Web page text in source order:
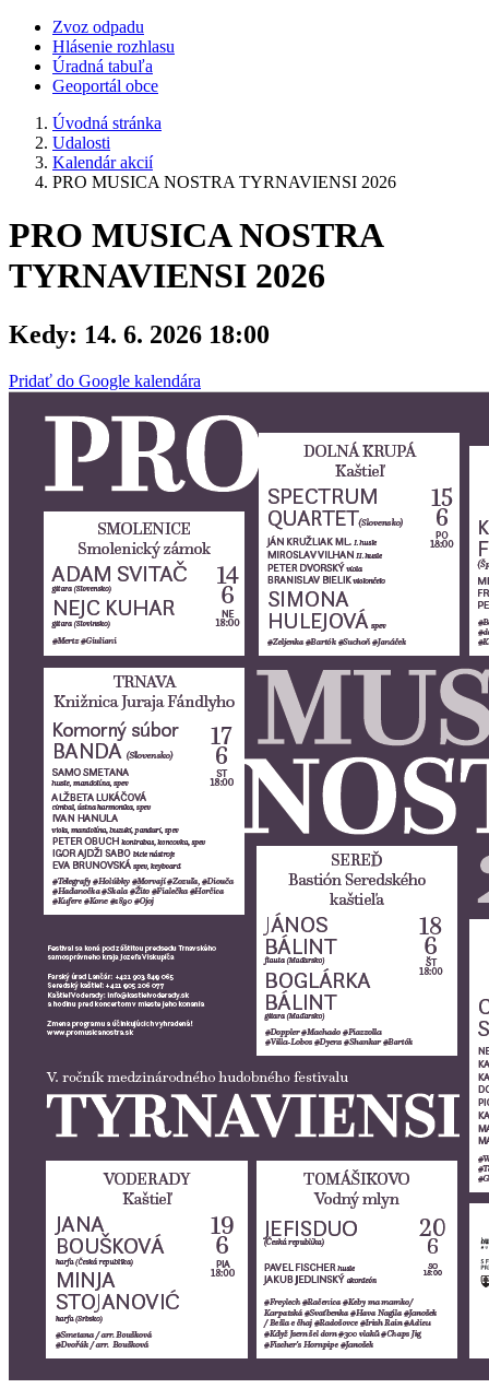
Zvoz odpadu
Hlásenie rozhlasu
Úradná tabuľa
Geoportál obce
Úvodná stránka
Udalosti
Kalendár akcií
PRO MUSICA NOSTRA TYRNAVIENSI 2026
PRO MUSICA NOSTRA
TYRNAVIENSI 2026
Kedy: 14. 6. 2026 18:00
Pridať do Google kalendára